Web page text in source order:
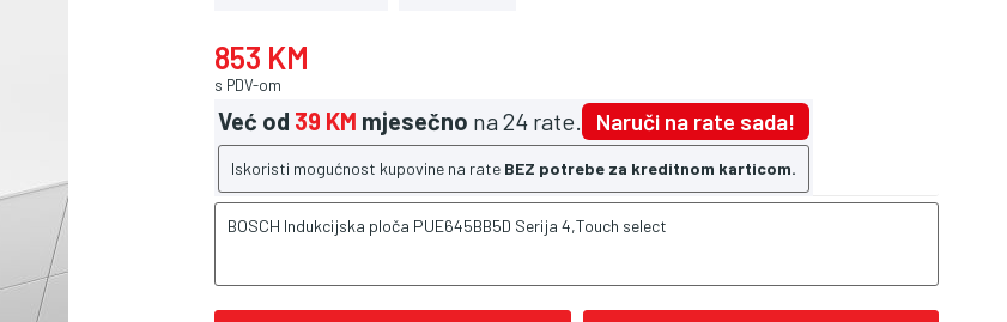
853 KM
s PDV-om
Već od 39 KM mjesečno na 24 rate. Naruči na rate sada!
Iskoristi mogućnost kupovine na rate BEZ potrebe za kreditnom karticom.
BOSCH Indukcijska ploča PUE645BB5D Serija 4,Touch select